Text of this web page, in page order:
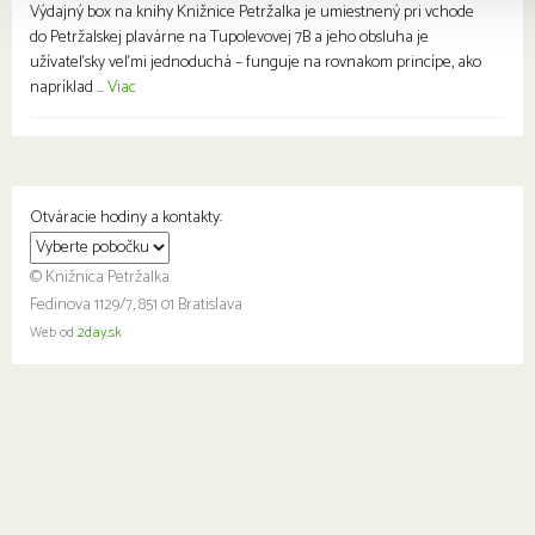
Výdajný box na knihy Knižnice Petržalka je umiestnený pri vchode
do Petržalskej plavárne na Tupolevovej 7B a jeho obsluha je
užívateľsky veľmi jednoduchá – funguje na rovnakom princípe, ako
napríklad ...Viac
Otváracie hodiny a kontakty:
© Knižnica Petržalka
Fedinova 1129/7, 851 01 Bratislava
Web od 2day.sk